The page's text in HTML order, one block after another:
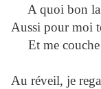
A quoi bon la
Aussi pour moi
Et me couche
Au réveil, je